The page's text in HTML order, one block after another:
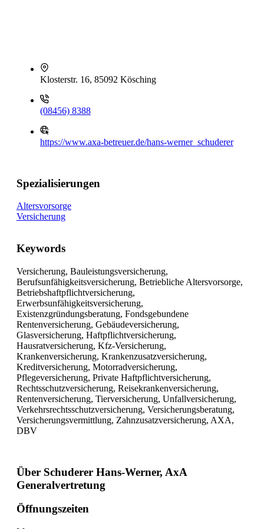
Klosterstr. 16, 85092 Kösching
(08456) 8388
https://www.axa-betreuer.de/hans-werner_schuderer
Spezialisierungen
Altersvorsorge
Versicherung
Keywords
Versicherung, Bauleistungsversicherung,
Berufsunfähigkeitsversicherung, Betriebliche Altersvorsorge,
Betriebshaftpflichtversicherung,
Erwerbsunfähigkeitsversicherung,
Existenzgründungsberatung, Fondsgebundene
Rentenversicherung, Gebäudeversicherung,
Glasversicherung, Haftpflichtversicherung,
Hausratversicherung, Kfz-Versicherung,
Krankenversicherung, Krankenzusatzversicherung,
Kreditversicherung, Motorradversicherung,
Pflegeversicherung, Private Haftpflichtversicherung,
Rechtsschutzversicherung, Reisekrankenversicherung,
Rentenversicherung, Tierversicherung, Unfallversicherung,
Verkehrsrechtsschutzversicherung, Versicherungsberatung,
Versicherungsvermittlung, Zahnzusatzversicherung, AXA,
DBV
Über Schuderer Hans-Werner, AxA
Generalvertretung
Öffnungszeiten